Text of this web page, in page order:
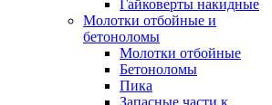
Гайковерты накидные
Молотки отбойные и
бетоноломы
Молотки отбойные
Бетоноломы
Пика
Запасные части к